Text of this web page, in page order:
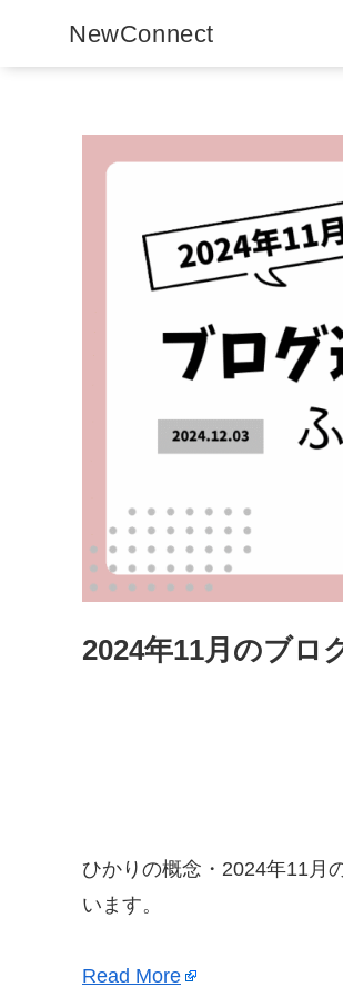
NewConnect
2024年11月のブロ
ひかりの概念・2024年11月
います。
Read More